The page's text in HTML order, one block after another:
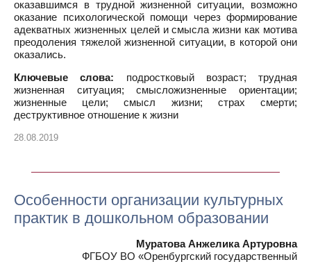
оказавшимся в трудной жизненной ситуации, возможно
оказание психологической помощи через формирование
адекватных жизненных целей и смысла жизни как мотива
преодоления тяжелой жизненной ситуации, в которой они
оказались.
Ключевые слова: подростковый возраст; трудная
жизненная ситуация; смысложизненные ориентации;
жизненные цели; смысл жизни; страх смерти;
деструктивное отношение к жизни
28.08.2019
Особенности организации культурных
практик в дошкольном образовании
Муратова Анжелика Артуровна
ФГБОУ ВО «Оренбургский государственный